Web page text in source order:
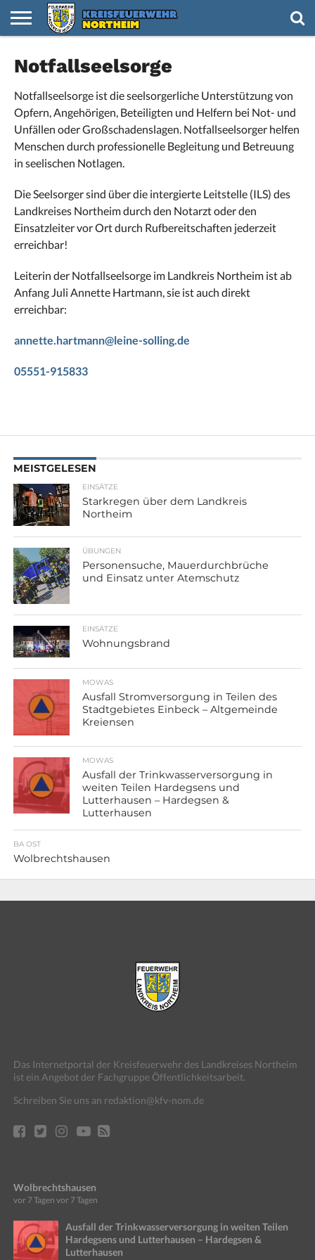
NACHRICHTEN
VIDEOS
TERMINE
KREISFEUERWEHR
FEUERWEHREN
NACHWUCHS
IMPRESSUM
Notfallseelsorge
Notfallseelsorge ist die seelsorgerliche Unterstützung von
Opfern, Angehörigen, Beteiligten und Helfern bei Not- und
Unfällen oder Großschadenslagen. Notfallseelsorger helfen
Menschen durch professionelle Begleitung und Betreuung
in seelischen Notlagen.
Die Seelsorger sind über die intergierte Leitstelle (ILS) des
Landkreises Northeim durch den Notarzt oder den
Einsatzleiter vor Ort durch Rufbereitschaften jederzeit
erreichbar!
Leiterin der Notfallseelsorge im Landkreis Northeim ist ab
Anfang Juli Annette Hartmann, sie ist auch direkt
erreichbar:
annette.hartmann@leine-solling.de
05551-915833
MEISTGELESEN
EINSÄTZE
Starkregen über dem Landkreis
Northeim
ÜBUNGEN
Personensuche, Mauerdurchbrüche
und Einsatz unter Atemschutz
EINSÄTZE
Wohnungsbrand
MOWAS
Ausfall Stromversorgung in Teilen des
Stadtgebietes Einbeck – Altgemeinde
Kreiensen
MOWAS
Ausfall der Trinkwasserversorgung in
weiten Teilen Hardegsens und
Lutterhausen – Hardegsen &
Lutterhausen
BA OST
Wolbrechtshausen
Das Internetportal der Kreisfeuerwehr des Landkreises Northeim
ist ein Angebot der Fachgruppe Öffentlichkeitsarbeit.
Schreiben Sie uns an redaktion@kfv-nom.de
Wolbrechtshausen
vor 7 Tagen vor 7 Tagen
Ausfall der Trinkwasserversorgung in weiten Teilen
Hardegsens und Lutterhausen – Hardegsen &
Lutterhausen